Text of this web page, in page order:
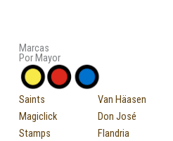
Marcas
Por Mayor
Saints
Magiclick
Stamps
Van Häasen
Don José
Flandria